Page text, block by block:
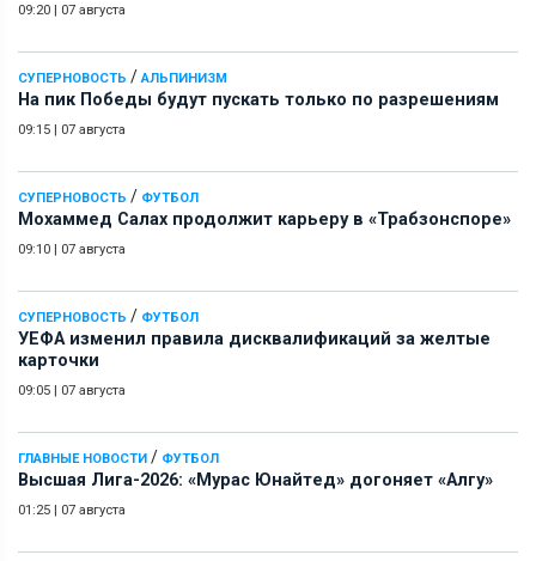
09:20 | 07 августа
СУПЕРНОВОСТЬ / АЛЬПИНИЗМ
На пик Победы будут пускать только по разрешениям
09:15 | 07 августа
СУПЕРНОВОСТЬ / ФУТБОЛ
Мохаммед Салах продолжит карьеру в «Трабзонспоре»
09:10 | 07 августа
СУПЕРНОВОСТЬ / ФУТБОЛ
УЕФА изменил правила дисквалификаций за желтые
карточки
09:05 | 07 августа
ГЛАВНЫЕ НОВОСТИ / ФУТБОЛ
Высшая Лига-2026: «Мурас Юнайтед» догоняет «Алгу»
01:25 | 07 августа